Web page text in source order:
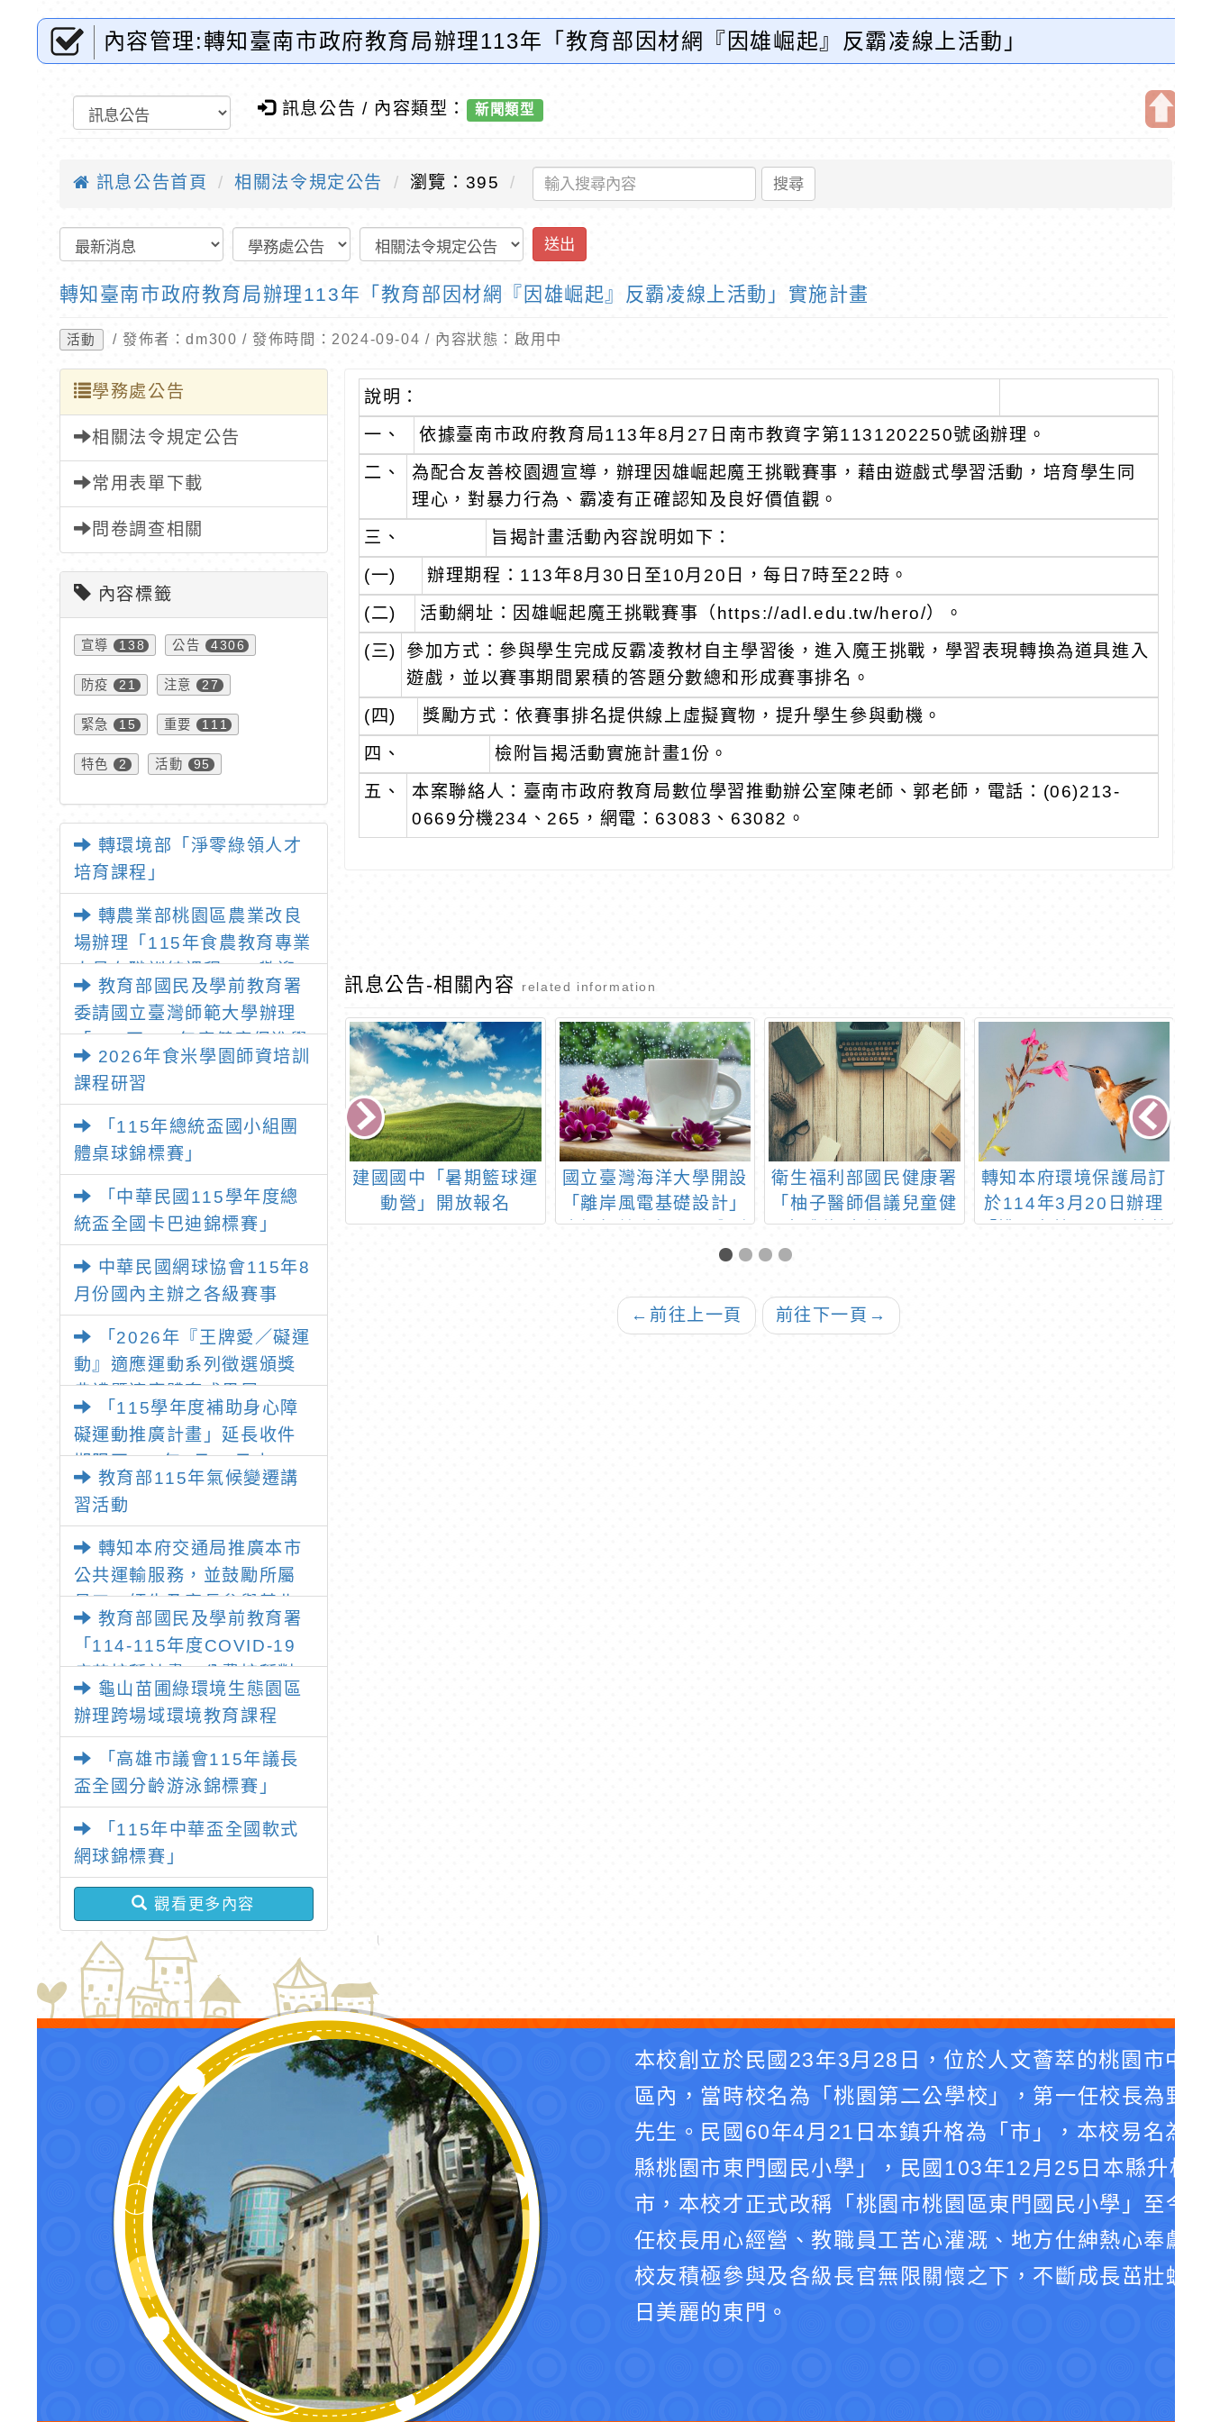
內容管理:轉知臺南市政府教育局辦理113年「教育部因材網『因雄崛起』反霸凌線上活動」
訊息公告 / 內容類型： 新聞類型
訊息公告首頁 相關法令規定公告 瀏覽：395 搜尋
送出
轉知臺南市政府教育局辦理113年「教育部因材網『因雄崛起』反霸凌線上活動」實施計畫
活動 / 發佈者：dm300 / 發佈時間：2024-09-04 / 內容狀態：啟用中
學務處公告
相關法令規定公告
常用表單下載
問卷調查相關
內容標籤
宣導 138 公告 4306
防疫 21 注意 27
緊急 15 重要 111
特色 2 活動 95
轉環境部「淨零綠領人才
培育課程」
轉農業部桃園區農業改良
場辦理「115年食農教育專業
人員在職訓練課程」，歡迎
已取得食農教育專業人員資
格者報名參加
教育部國民及學前教育署
委請國立臺灣師範大學辦理
「114至115年度健康促進學
校輔導計畫師資專業成長研
習」，請教師踴躍報名參加
2026年食米學園師資培訓
課程研習
「115年總統盃國小組團
體桌球錦標賽」
「中華民國115學年度總
統盃全國卡巴迪錦標賽」
中華民國網球協會115年8
月份國內主辦之各級賽事
「2026年『王牌愛／礙運
動』適應運動系列徵選頒獎
典禮暨適應體育成果展」
「115學年度補助身心障
礙運動推廣計畫」延長收件
期限至115年7月31日止
教育部115年氣候變遷講
習活動
轉知本府交通局推廣本市
公共運輸服務，並鼓勵所屬
員工、師生及家長參與基北
北桃「我的減碳存摺2.0」全
民運動
教育部國民及學前教育署
「114-115年度COVID-19
疫苗接種計畫」公費接種對
象擴大為「滿6個月以上尚未
接種之民眾」措施，延長至
115年9月28日止
龜山苗圃綠環境生態園區
辦理跨場域環境教育課程
「高雄市議會115年議長
盃全國分齡游泳錦標賽」
「115年中華盃全國軟式
網球錦標賽」
觀看更多內容
說明：
一、
依據臺南市政府教育局113年8月27日南市教資字第1131202250號函辦理。
二、
為配合友善校園週宣導，辦理因雄崛起魔王挑戰賽事，藉由遊戲式學習活動，培育學生同
理心，對暴力行為、霸凌有正確認知及良好價值觀。
三、
旨揭計畫活動內容說明如下：
(一)
辦理期程：113年8月30日至10月20日，每日7時至22時。
(二)
活動網址：因雄崛起魔王挑戰賽事（https://adl.edu.tw/hero/）。
(三)
參加方式：參與學生完成反霸凌教材自主學習後，進入魔王挑戰，學習表現轉換為道具進入
遊戲，並以賽事期間累積的答題分數總和形成賽事排名。
(四)
獎勵方式：依賽事排名提供線上虛擬寶物，提升學生參與動機。
四、
檢附旨揭活動實施計畫1份。
五、
本案聯絡人：臺南市政府教育局數位學習推動辦公室陳老師、郭老師，電話：(06)213-
0669分機234、265，網電：63083、63082。
訊息公告-相關內容 related information
運動中心辦理
兒童夏令營
動簡章」
函轉中華民國手球協會
辦理「114年臺中盃全
國手球錦標賽」競賽規
程1份，請查照。
建國國中「暑期籃球運
動營」開放報名
國立臺灣海洋大學開設
「離岸風電基礎設計」
磨課師線上課程，分別
認列「環境教育終身學
職進修資訊網」研習時
數各8小時
衛生福利部國民健康署
「柚子醫師倡議兒童健
康體位(完整版)」及
「柚子醫師倡議兒童健
2支
轉知本府環境保護局訂
於114年3月20日辦理
「桃園市第10屆環境教
← 前往上一頁 前往下一頁 →
本校創立於民國23年3月28日，位於人文薈萃的桃園市中
區內，當時校名為「桃園第二公學校」，第一任校長為野
先生。民國60年4月21日本鎮升格為「市」，本校易名為
縣桃園市東門國民小學」，民國103年12月25日本縣升格
市，本校才正式改稱「桃園市桃園區東門國民小學」至今
任校長用心經營、教職員工苦心灌溉、地方仕紳熱心奉獻
校友積極參與及各級長官無限關懷之下，不斷成長茁壯蛻
日美麗的東門。